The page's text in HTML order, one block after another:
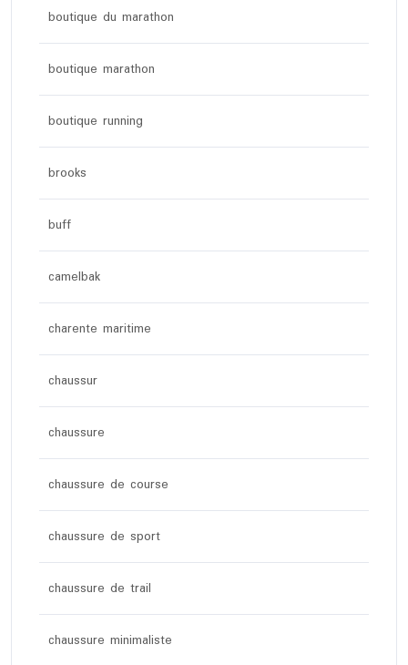
boutique du marathon
boutique marathon
boutique running
brooks
buff
camelbak
charente maritime
chaussur
chaussure
chaussure de course
chaussure de sport
chaussure de trail
chaussure minimaliste